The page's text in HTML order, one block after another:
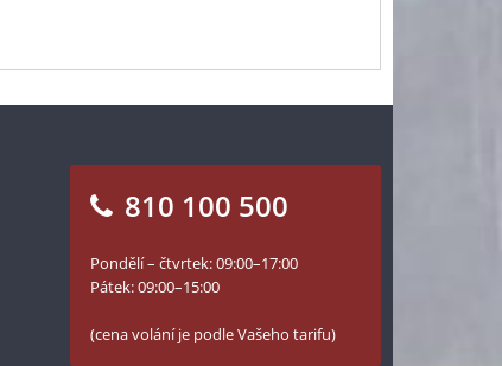
810 100 500
Pondělí – čtvrtek: 09:00–17:00
Pátek: 09:00–15:00
(cena volání je podle Vašeho tarifu)